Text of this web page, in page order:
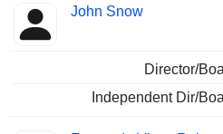
John Snow
Director/
Independent Dir/